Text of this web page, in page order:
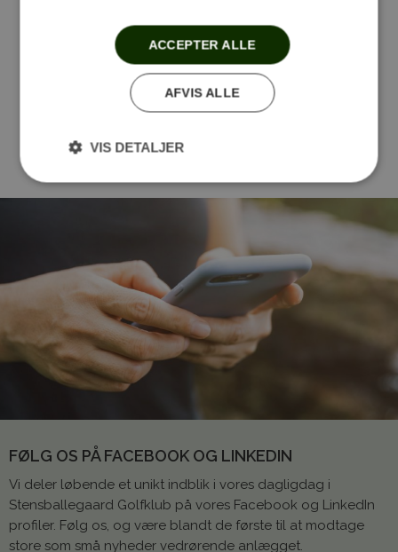
Du skal give dit samtykke til
marketing cookies for at se dette
Klik her for at forny samtykke
FØLG OS PÅ FACEBOOK OG LINKEDIN
Vi deler løbende et unikt indblik i vores dagligdag i
Stensballegaard Golfklub på vores Facebook og LinkedIn
profiler. Følg os, og være blandt de første til at modtage
store som små nyheder vedrørende anlægget.
ACCEPTER ALLE
AFVIS ALLE
VIS DETALJER